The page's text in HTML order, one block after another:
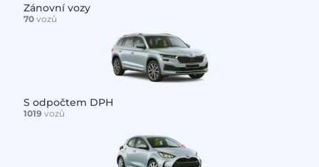
Zánovní vozy
70vozů
S odpočtem DPH
1019 vozů